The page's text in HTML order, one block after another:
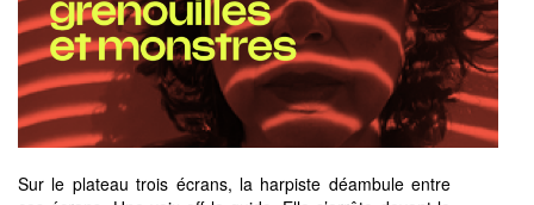
Sur le plateau trois écrans, la harpiste déambule entre